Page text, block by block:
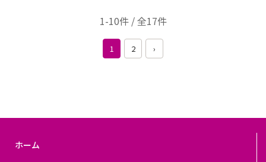
1-10件 / 全17件
1 2 ›
ホーム